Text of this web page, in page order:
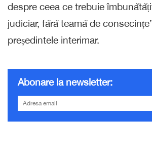
despre ceea ce trebuie
judiciar, fără teamă de
președintele interimar.
Abonare la newsletter: